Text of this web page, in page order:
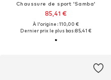
Chaussure de sport 'Samba'
85,41 €
À l'origine : 110,00 €
Dernier prix le plus bas :85,41 €